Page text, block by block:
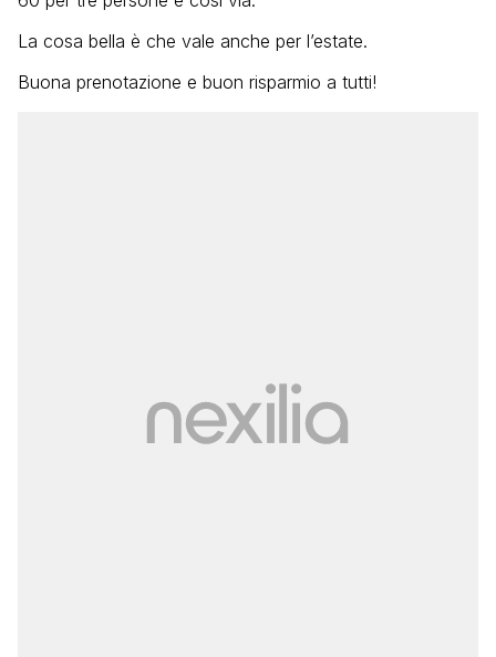
La cosa bella è che vale anche per l’estate.
Buona prenotazione e buon risparmio a tutti!